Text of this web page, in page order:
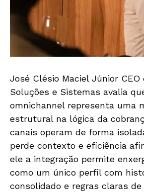
José Clésio Maciel Júnior CEO
Soluções e Sistemas avalia
omnichannel representa uma
estrutural na lógica da
canais operam de forma
perde contexto e eficiência
ele a integração permite
como um único perfil com
consolidado e regras claras de